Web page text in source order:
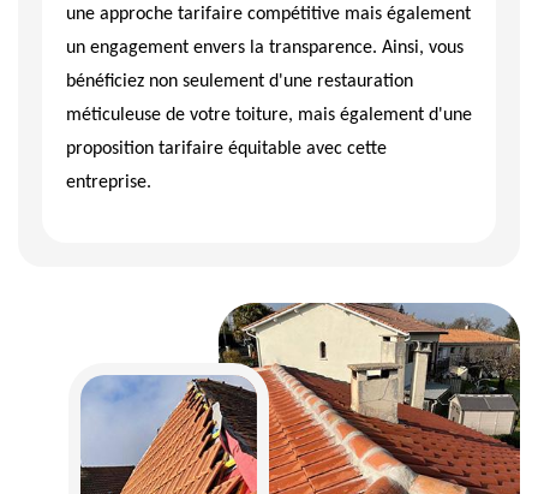
une approche tarifaire compétitive mais également
un engagement envers la transparence. Ainsi, vous
bénéficiez non seulement d'une restauration
méticuleuse de votre toiture, mais également d'une
proposition tarifaire équitable avec cette
entreprise.